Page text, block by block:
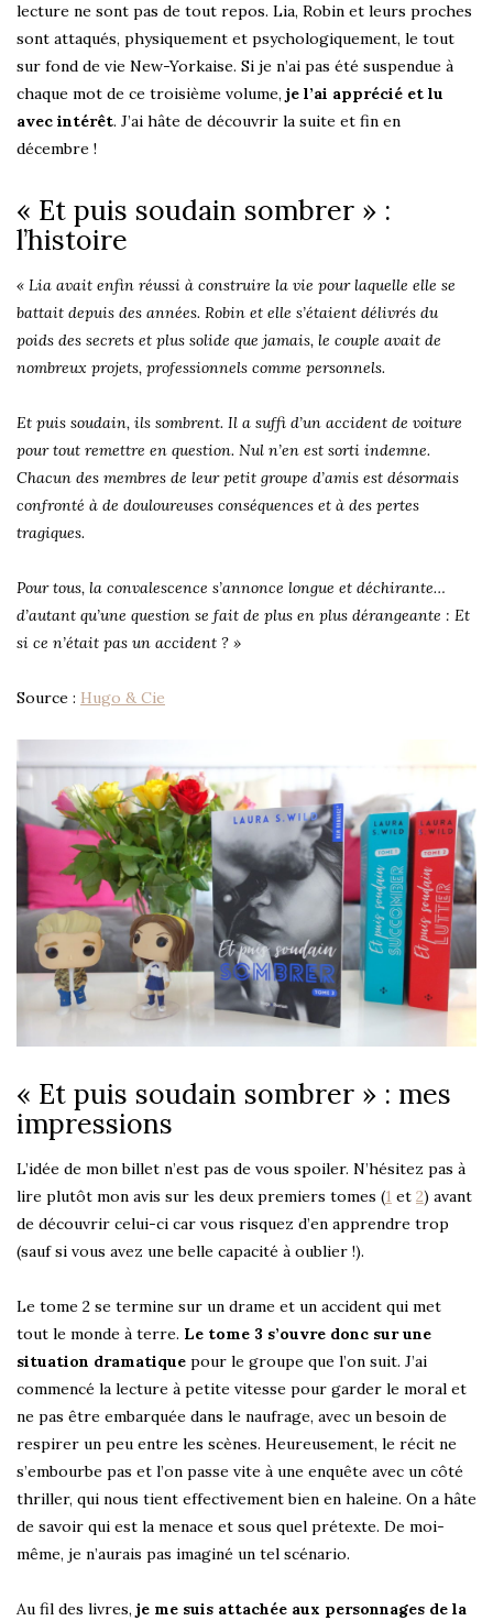
lecture ne sont pas de tout repos. Lia, Robin et leurs proches
sont attaqués, physiquement et psychologiquement, le tout
sur fond de vie New-Yorkaise. Si je n’ai pas été suspendue à
chaque mot de ce troisième volume, je l’ai apprécié et lu
avec intérêt. J’ai hâte de découvrir la suite et fin en
décembre !
« Et puis soudain sombrer » :
l’histoire
« Lia avait enfin réussi à construire la vie pour laquelle elle se
battait depuis des années. Robin et elle s’étaient délivrés du
poids des secrets et plus solide que jamais, le couple avait de
nombreux projets, professionnels comme personnels.
Et puis soudain, ils sombrent. Il a suffi d’un accident de voiture
pour tout remettre en question. Nul n’en est sorti indemne.
Chacun des membres de leur petit groupe d’amis est désormais
confronté à de douloureuses conséquences et à des pertes
tragiques.
Pour tous, la convalescence s’annonce longue et déchirante…
d’autant qu’une question se fait de plus en plus dérangeante : Et
si ce n’était pas un accident ? »
Source : Hugo & Cie
« Et puis soudain sombrer » : mes
impressions
L’idée de mon billet n’est pas de vous spoiler. N’hésitez pas à
lire plutôt mon avis sur les deux premiers tomes (1 et 2) avant
de découvrir celui-ci car vous risquez d’en apprendre trop
(sauf si vous avez une belle capacité à oublier !).
Le tome 2 se termine sur un drame et un accident qui met
tout le monde à terre. Le tome 3 s’ouvre donc sur une
situation dramatique pour le groupe que l’on suit. J’ai
commencé la lecture à petite vitesse pour garder le moral et
ne pas être embarquée dans le naufrage, avec un besoin de
respirer un peu entre les scènes. Heureusement, le récit ne
s’embourbe pas et l’on passe vite à une enquête avec un côté
thriller, qui nous tient effectivement bien en haleine. On a hâte
de savoir qui est la menace et sous quel prétexte. De moi-
même, je n’aurais pas imaginé un tel scénario.
Au fil des livres, je me suis attachée aux personnages de la